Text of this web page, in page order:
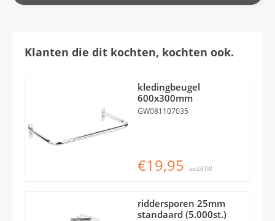
Klanten die dit kochten, kochten ook.
kledingbeugel
600x300mm
GW081107035
€19,95 excl.BTW
riddersporen 25mm
standaard (5.000st.)